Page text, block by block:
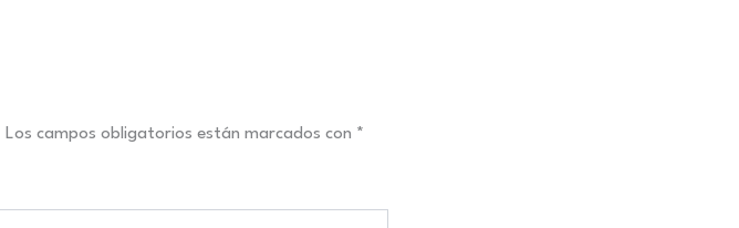
Los campos obligatorios están marcados con *